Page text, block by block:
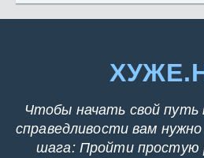
Чтобы начать свой путь
справедливости вам
шага: Пройти простую